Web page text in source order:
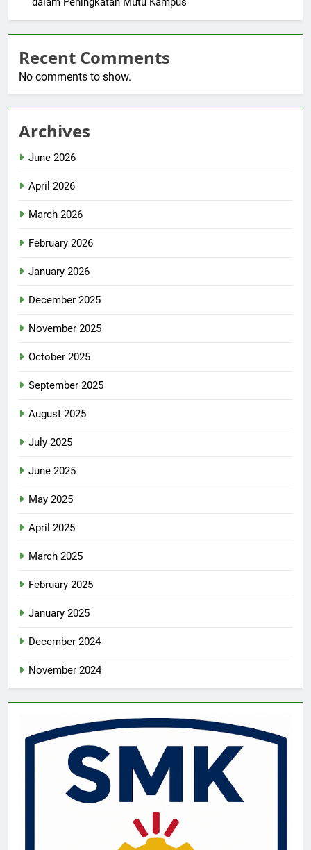
Recent Comments
No comments to show.
Archives
June 2026
April 2026
March 2026
February 2026
January 2026
December 2025
November 2025
October 2025
September 2025
August 2025
July 2025
June 2025
May 2025
April 2025
March 2025
February 2025
January 2025
December 2024
November 2024